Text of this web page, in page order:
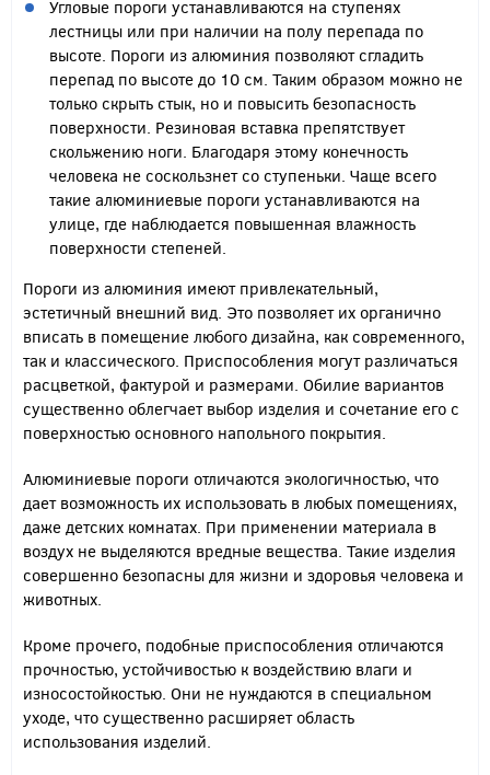
Угловые пороги устанавливаются на ступенях
лестницы или при наличии на полу перепада по
высоте. Пороги из алюминия позволяют сгладить
перепад по высоте до 10 см. Таким образом можно не
только скрыть стык, но и повысить безопасность
поверхности. Резиновая вставка препятствует
скольжению ноги. Благодаря этому конечность
человека не соскользнет со ступеньки. Чаще всего
такие алюминиевые пороги устанавливаются на
улице, где наблюдается повышенная влажность
поверхности степеней.
Пороги из алюминия имеют привлекательный,
эстетичный внешний вид. Это позволяет их органично
вписать в помещение любого дизайна, как современного,
так и классического. Приспособления могут различаться
расцветкой, фактурой и размерами. Обилие вариантов
существенно облегчает выбор изделия и сочетание его с
поверхностью основного напольного покрытия.
Алюминиевые пороги отличаются экологичностью, что
дает возможность их использовать в любых помещениях,
даже детских комнатах. При применении материала в
воздух не выделяются вредные вещества. Такие изделия
совершенно безопасны для жизни и здоровья человека и
животных.
Кроме прочего, подобные приспособления отличаются
прочностью, устойчивостью к воздействию влаги и
износостойкостью. Они не нуждаются в специальном
уходе, что существенно расширяет область
использования изделий.